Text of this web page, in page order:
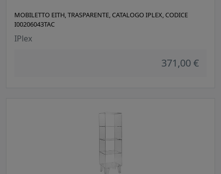
MOBILETTO EITH, TRASPARENTE, CATALOGO IPLEX, CODICE
I00206043TAC
IPlex
371,00 €